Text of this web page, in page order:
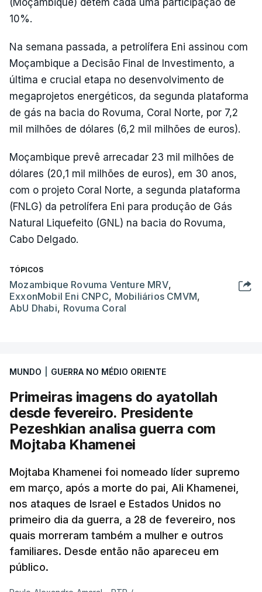
(Moçambique) detêm cada uma participação de
10%.
Na semana passada, a petrolífera Eni assinou com
Moçambique a Decisão Final de Investimento, a
última e crucial etapa no desenvolvimento de
megaprojetos energéticos, da segunda plataforma
de gás na bacia do Rovuma, Coral Norte, por 7,2
mil milhões de dólares (6,2 mil milhões de euros).
Moçambique prevê arrecadar 23 mil milhões de
dólares (20,1 mil milhões de euros), em 30 anos,
com o projeto Coral Norte, a segunda plataforma
(FNLG) da petrolífera Eni para produção de Gás
Natural Liquefeito (GNL) na bacia do Rovuma,
Cabo Delgado.
TÓPICOS
Mozambique Rovuma Venture MRV,
ExxonMobil Eni CNPC, Mobiliários CMVM,
AbU Dhabi, Rovuma Coral
MUNDO GUERRA NO MÉDIO ORIENTE
Primeiras imagens do ayatollah
desde fevereiro. Presidente
Pezeshkian analisa guerra com
Mojtaba Khamenei
Mojtaba Khamenei foi nomeado líder supremo
em março, após a morte do pai, Ali Khamenei,
nos ataques de Israel e Estados Unidos no
primeiro dia da guerra, a 28 de fevereiro, nos
quais morreram também a mulher e outros
familiares. Desde então não apareceu em
público.